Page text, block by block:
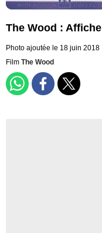
The Wood : Affiche
Photo ajoutée le 18 juin 2018
Film The Wood